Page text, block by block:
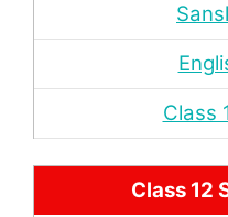
Class
Class 12